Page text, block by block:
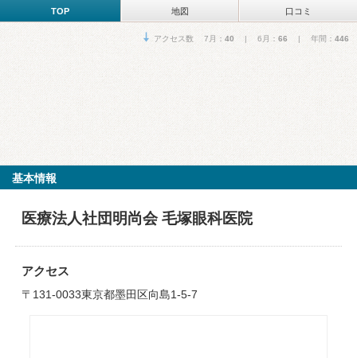
TOP 地図 口コミ
アクセス数 7月： 40 | 6月： 66 | 年間： 446
基本情報
医療法人社団明尚会 毛塚眼科医院
アクセス
〒131-0033東京都墨田区向島1-5-7